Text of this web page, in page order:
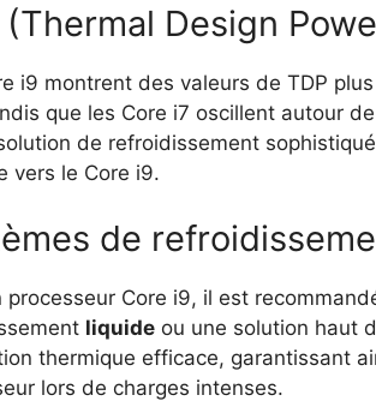
(Thermal Design
i9 montrent des valeurs de TDP
que les Core i7 oscillent autour de
de refroidissement
vers le Core i9.
de
processeur Core i9, il est
liquide ou une solution haut
thermique efficace, garantissant
lors de charges intenses.